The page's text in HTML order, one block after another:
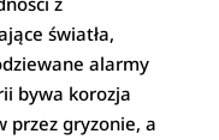
światła,
alarmy
bywa korozja
przez gryzonie, a